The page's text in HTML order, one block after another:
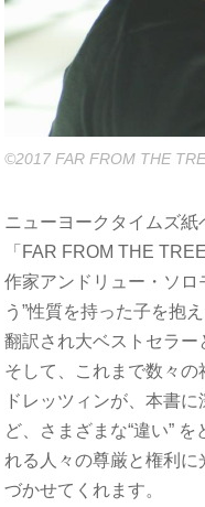
©︎2017 FAR FROM THE
ニューヨークタイムズ
「FAR FROM THE TREE
作家アンドリュー・ソロ
う”性質を持った子を抱
翻訳され大ベストセラー
そして、これまで数々
ドレッツィンが、本書
ど、さまざまな“違い”
れる人々の尊厳と権利
づかせてくれます。